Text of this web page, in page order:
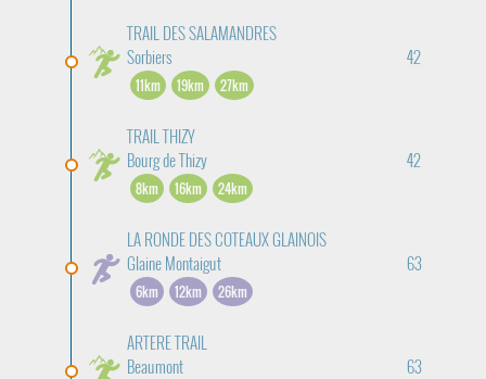
TRAIL DES SALAMANDRES
Sorbiers
42
11km 19km 27km
TRAIL THIZY
Bourg de Thizy
42
8km 16km 24km
LA RONDE DES COTEAUX GLAINOIS
Glaine Montaigut
63
6km 12km 26km
ARTERE TRAIL
Beaumont
63